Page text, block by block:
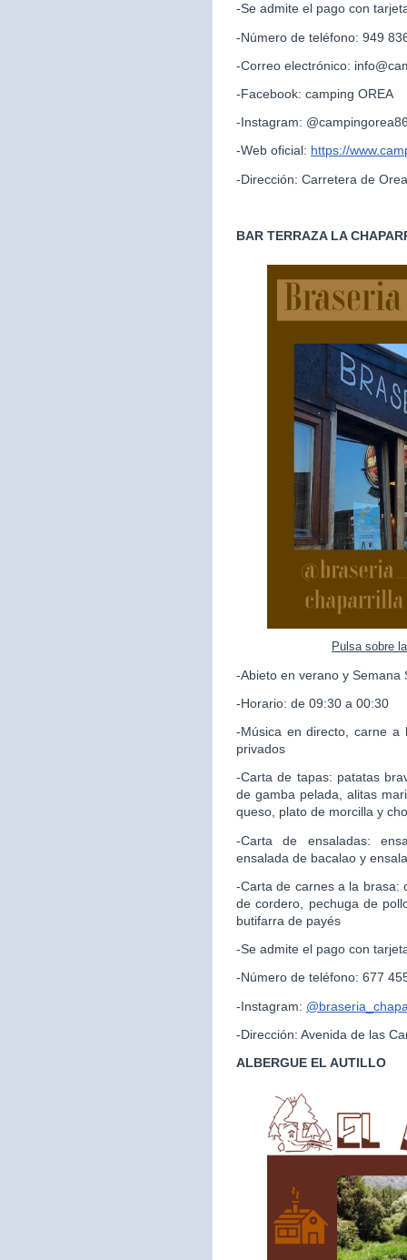
-Se admite el pago con
-Número de teléfono: 949
-Correo electrónico:
-Facebook: camping OREA
-Instagram:
-Web oficial: https://
-Dirección: Carretera de
BAR TERRAZA LA
Pulsa sobre
-Abieto en verano y Semana
-Horario: de 09:30 a 00:30
-Música en directo, carne a
privados
-Carta de tapas: patatas
de gamba pelada, alitas
queso, plato de morcilla y
-Carta de ensaladas:
ensalada de bacalao y
-Carta de carnes a la brasa:
de cordero, pechuga de
butifarra de payés
-Se admite el pago con
-Número de teléfono: 677
-Instagram:
-Dirección: Avenida de las
ALBERGUE EL AUTILLO